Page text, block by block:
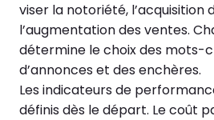
viser la notoriété, l’acquisition
l’augmentation des ventes.
détermine le choix des mots-
d’annonces et des enchères.
Les indicateurs de
définis dès le départ. Le coût